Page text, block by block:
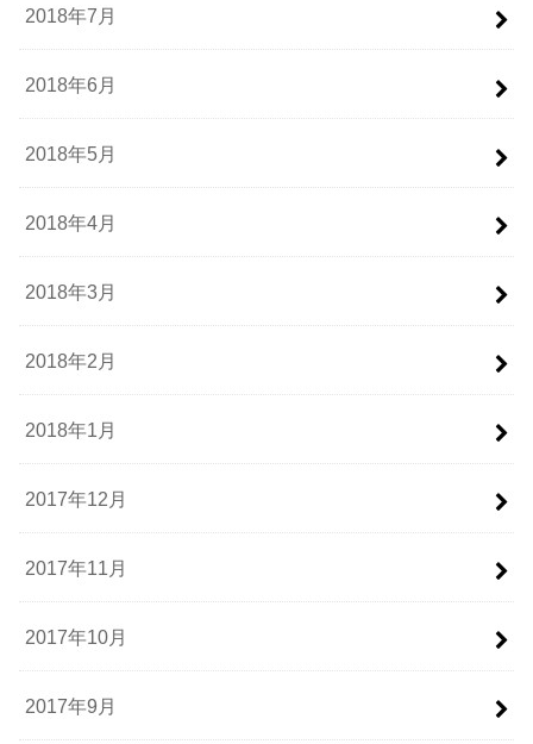
2018年7月
2018年6月
2018年5月
2018年4月
2018年3月
2018年2月
2018年1月
2017年12月
2017年11月
2017年10月
2017年9月